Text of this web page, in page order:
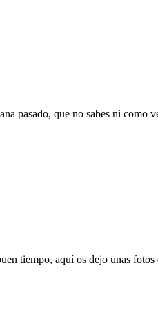
pasado, que no sabes ni como
tiempo, aquí os dejo unas